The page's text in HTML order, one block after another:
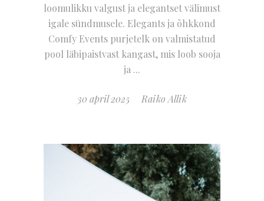
loomulikku valgust ja elegantset välimust
igale sündmusele. Elegants ja õhkkond
Comfy Events purjetelk on valmistatud
pool läbipaistvast kangast, mis loob sooja
ja
30 april 2025 Raiko Allik